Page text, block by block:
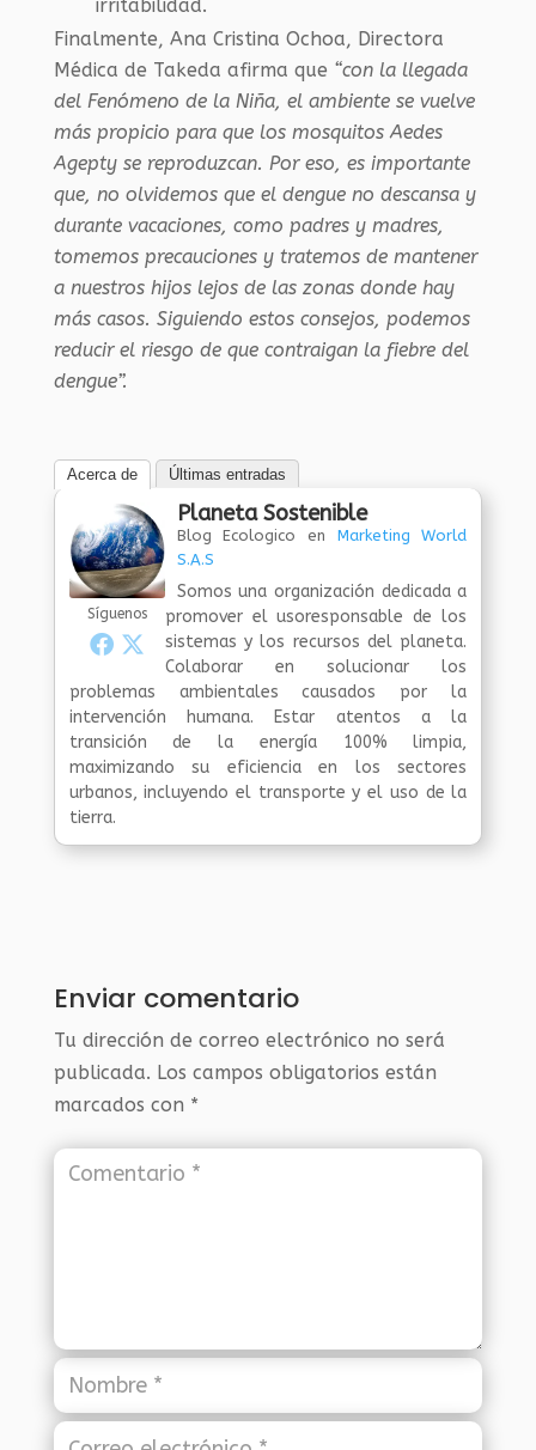
irritabilidad.
Finalmente, Ana Cristina Ochoa, Directora
Médica de Takeda afirma que “con la llegada
del Fenómeno de la Niña, el ambiente se vuelve
más propicio para que los mosquitos Aedes
Agepty se reproduzcan. Por eso, es importante
que, no olvidemos que el dengue no descansa y
durante vacaciones, como padres y madres,
tomemos precauciones y tratemos de mantener
a nuestros hijos lejos de las zonas donde hay
más casos. Siguiendo estos consejos, podemos
reducir el riesgo de que contraigan la fiebre del
dengue”.
Acerca de Últimas entradas
Síguenos
Planeta Sostenible
Blog Ecologico en Marketing World
S.A.S
Somos una organización dedicada a
promover el usoresponsable de los
sistemas y los recursos del planeta.
Colaborar en solucionar los
problemas ambientales causados por la
intervención humana. Estar atentos a la
transición de la energía 100% limpia,
maximizando su eficiencia en los sectores
urbanos, incluyendo el transporte y el uso de la
tierra.
Enviar comentario
Tu dirección de correo electrónico no será
publicada. Los campos obligatorios están
marcados con *